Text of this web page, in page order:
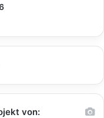
von: